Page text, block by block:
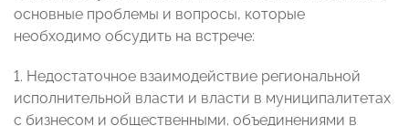
основные проблемы и вопросы, которые
необходимо обсудить на встрече:
1. Недостаточное взаимодействие региональной
исполнительной власти и власти в муниципалитетах
с бизнесом и общественными. объединениями в